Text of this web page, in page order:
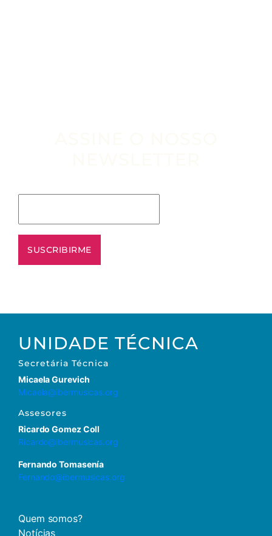
UNIDADE TÉCNICA
Secretária Técnica
Micaela Gurevich
Micaela@ibermusicas.org
Assesores
Ricardo Gomez Coll
Ricardo@ibermusicas.org
Fernando Tomasenía
Fernando@ibermusicas.org
Quem somos?
Notícias